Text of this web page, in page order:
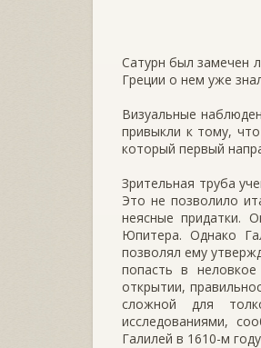
Сатурн был замечен
Греции о нем уже
Визуальные
привыкли к тому,
который первый
Зрительная труба
Это не позволило
неясные придатки.
Юпитера. Однако
позволял ему
попасть в
открытии,
сложной для
исследованиями,
Галилей в 1610-м